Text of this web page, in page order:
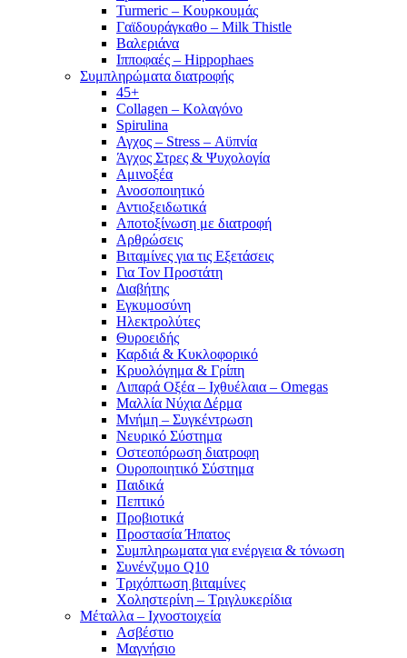
Turmeric – Κουρκουμάς
Γαϊδουράγκαθο – Milk Thistle
Βαλεριάνα
Ιπποφαές – Hippophaes
Συμπληρώματα διατροφής
45+
Collagen – Κολαγόνο
Spirulina
Αγχος – Stress – Αϋπνία
Άγχος Στρες & Ψυχολογία
Αμινοξέα
Ανοσοποιητικό
Αντιοξειδωτικά
Αποτοξίνωση με διατροφή
Αρθρώσεις
Βιταμίνες για τις Εξετάσεις
Για Τον Προστάτη
Διαβήτης
Εγκυμοσύνη
Ηλεκτρολύτες
Θυροειδής
Καρδιά & Κυκλοφορικό
Κρυολόγημα & Γρίπη
Λιπαρά Οξέα – Ιχθυέλαια – Omegas
Μαλλία Νύχια Δέρμα
Μνήμη – Συγκέντρωση
Νευρικό Σύστημα
Οστεοπόρωση διατροφη
Ουροποιητικό Σύστημα
Παιδικά
Πεπτικό
Προβιοτικά
Προστασία Ήπατος
Συμπληρωματα για ενέργεια & τόνωση
Συνένζυμο Q10
Τριχόπτωση βιταμίνες
Χοληστερίνη – Τριγλυκερίδια
Μέταλλα – Ιχνοστοιχεία
Ασβέστιο
Μαγνήσιο